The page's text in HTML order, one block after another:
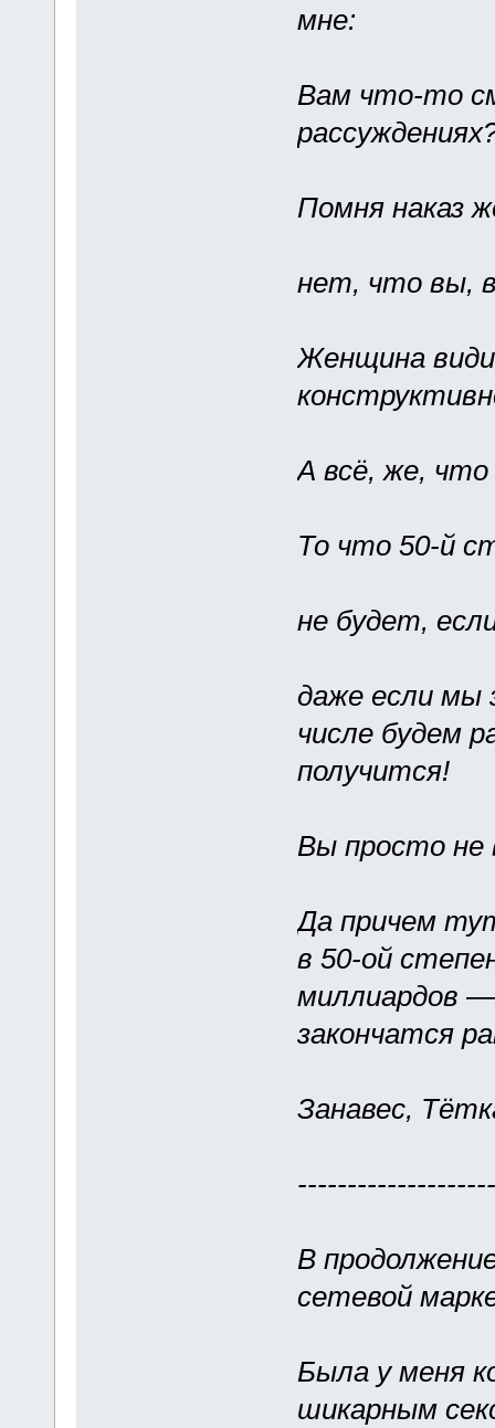
мне:
Вам что-то
Помня наказ
нет, что вы,
Женщина
А всё, же, что
То что 50-й
не будет,
даже если мы
числе будем
получится!
Вы просто не
Да причем
в 50-ой
миллиардов
закончатся
Занавес,
В
сетевой
Была у меня
шикарным